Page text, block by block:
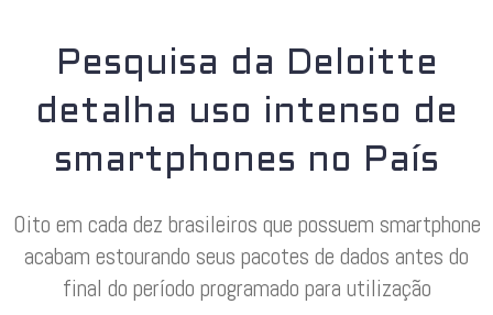
Pesquisa da Deloitte
detalha uso intenso de
smartphones no País
Oito em cada dez brasileiros que possuem smartphone
acabam estourando seus pacotes de dados antes do
final do período programado para utilização